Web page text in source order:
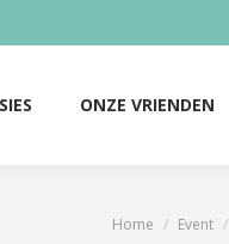
ONZE VRIENDEN
Je bent hier:
Home Event
ONZE VRIENDEN